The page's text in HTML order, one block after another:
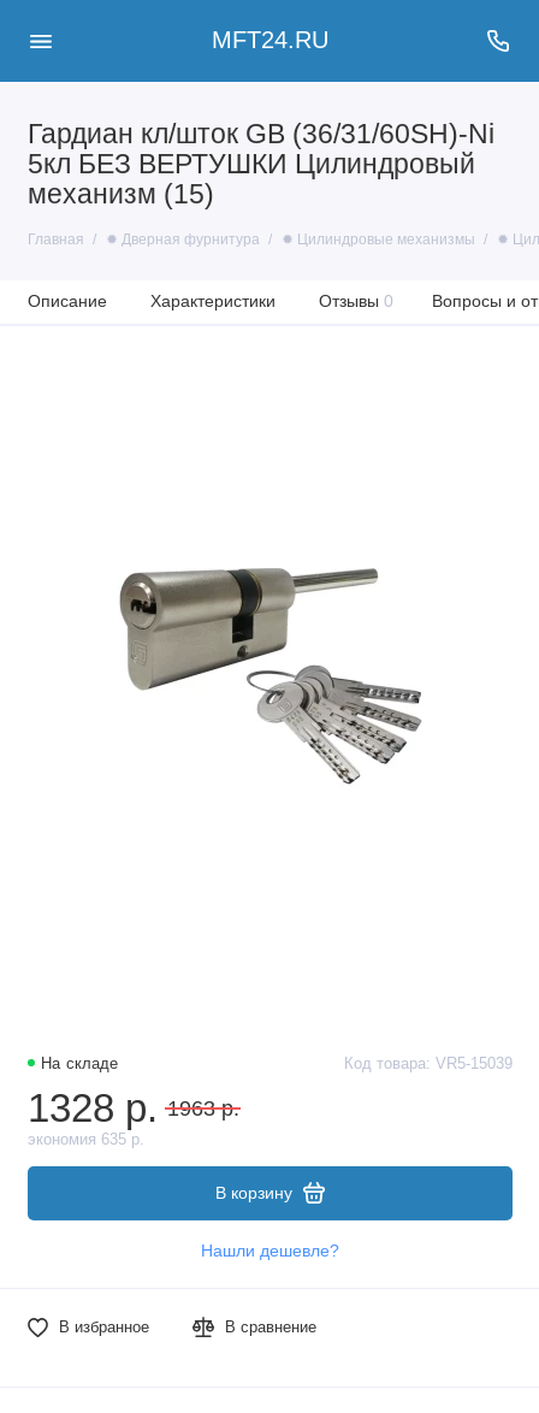
MFT24.RU
Гардиан кл/шток GB (36/31/60SH)-Ni
5кл БЕЗ ВЕРТУШКИ Цилиндровый
механизм (15)
Главная ✹ Дверная фурнитура ✹ Цилиндровые механизмы ✹
Описание Характеристики Отзывы 0 Вопросы и
На складе Код товара: VR5-15039
1328 р. 1963 р.
экономия 635 р.
В корзину
Нашли дешевле?
В избранное В сравнение